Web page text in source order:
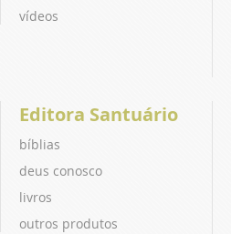
vídeos
Editora Santuário
bíblias
deus conosco
livros
outros produtos